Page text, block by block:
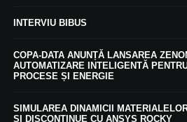
INTERVIU BIBUS
COPA-DATA ANUNȚĂ LANSAREA
AUTOMATIZARE INTELIGENTĂ
PROCESE ȘI ENERGIE
SIMULAREA DINAMICII
ȘI DISCONTINUE CU ANSYS ROCKY